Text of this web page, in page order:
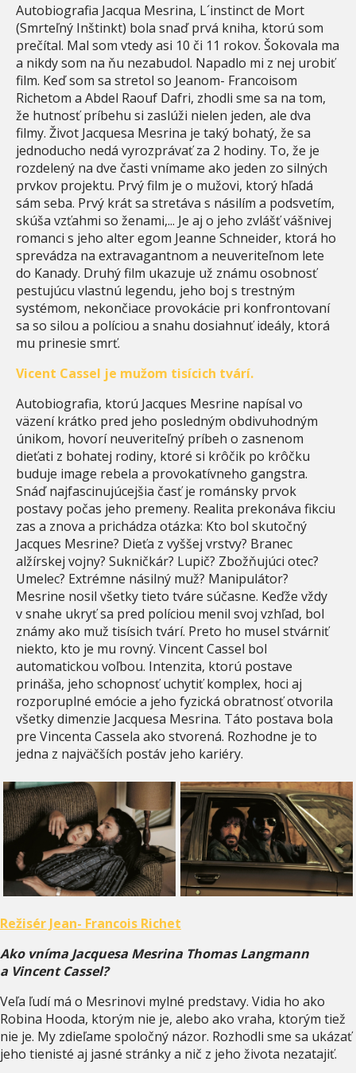
Autobiografia Jacqua Mesrina, L´instinct de Mort
(Smrteľný Inštinkt) bola snaď prvá kniha, ktorú som
prečítal. Mal som vtedy asi 10 či 11 rokov. Šokovala ma
a nikdy som na ňu nezabudol. Napadlo mi z nej urobiť
film. Keď som sa stretol so Jeanom- Francoisom
Richetom a Abdel Raouf Dafri, zhodli sme sa na tom,
že hutnosť príbehu si zaslúži nielen jeden, ale dva
filmy. Život Jacquesa Mesrina je taký bohatý, že sa
jednoducho nedá vyrozprávať za 2 hodiny. To, že je
rozdelený na dve časti vnímame ako jeden zo silných
prvkov projektu. Prvý film je o mužovi, ktorý hľadá
sám seba. Prvý krát sa stretáva s násilím a podsvetím,
skúša vzťahmi so ženami,... Je aj o jeho zvlášť vášnivej
romanci s jeho alter egom Jeanne Schneider, ktorá ho
sprevádza na extravagantnom a neuveriteľnom lete
do Kanady. Druhý film ukazuje už známu osobnosť
pestujúcu vlastnú legendu, jeho boj s trestným
systémom, nekončiace provokácie pri konfrontovaní
sa so silou a políciou a snahu dosiahnuť ideály, ktorá
mu prinesie smrť.
Vicent Cassel je mužom tisícich tvárí.
Autobiografia, ktorú Jacques Mesrine napísal vo
väzení krátko pred jeho posledným obdivuhodným
únikom, hovorí neuveriteľný príbeh o zasnenom
dieťati z bohatej rodiny, ktoré si krôčik po krôčku
buduje image rebela a provokatívneho gangstra.
Snáď najfascinujúcejšia časť je románsky prvok
postavy počas jeho premeny. Realita prekonáva fikciu
zas a znova a prichádza otázka: Kto bol skutočný
Jacques Mesrine? Dieťa z vyššej vrstvy? Branec
alžírskej vojny? Sukničkár? Lupič? Zbožňujúci otec?
Umelec? Extrémne násilný muž? Manipulátor?
Mesrine nosil všetky tieto tváre súčasne. Keďže vždy
v snahe ukryť sa pred políciou menil svoj vzhľad, bol
známy ako muž tisísich tvárí. Preto ho musel stvárniť
niekto, kto je mu rovný. Vincent Cassel bol
automatickou voľbou. Intenzita, ktorú postave
prináša, jeho schopnosť uchytiť komplex, hoci aj
rozporuplné emócie a jeho fyzická obratnosť otvorila
všetky dimenzie Jacquesa Mesrina. Táto postava bola
pre Vincenta Cassela ako stvorená. Rozhodne je to
jedna z najväčších postáv jeho kariéry.
Režisér Jean- Francois Richet
Ako vníma Jacquesa Mesrina Thomas Langmann
a Vincent Cassel?
Veľa ľudí má o Mesrinovi mylné predstavy. Vidia ho ako
Robina Hooda, ktorým nie je, alebo ako vraha, ktorým tiež
nie je. My zdieľame spoločný názor. Rozhodli sme sa ukázať
jeho tienisté aj jasné stránky a nič z jeho života nezatajiť.